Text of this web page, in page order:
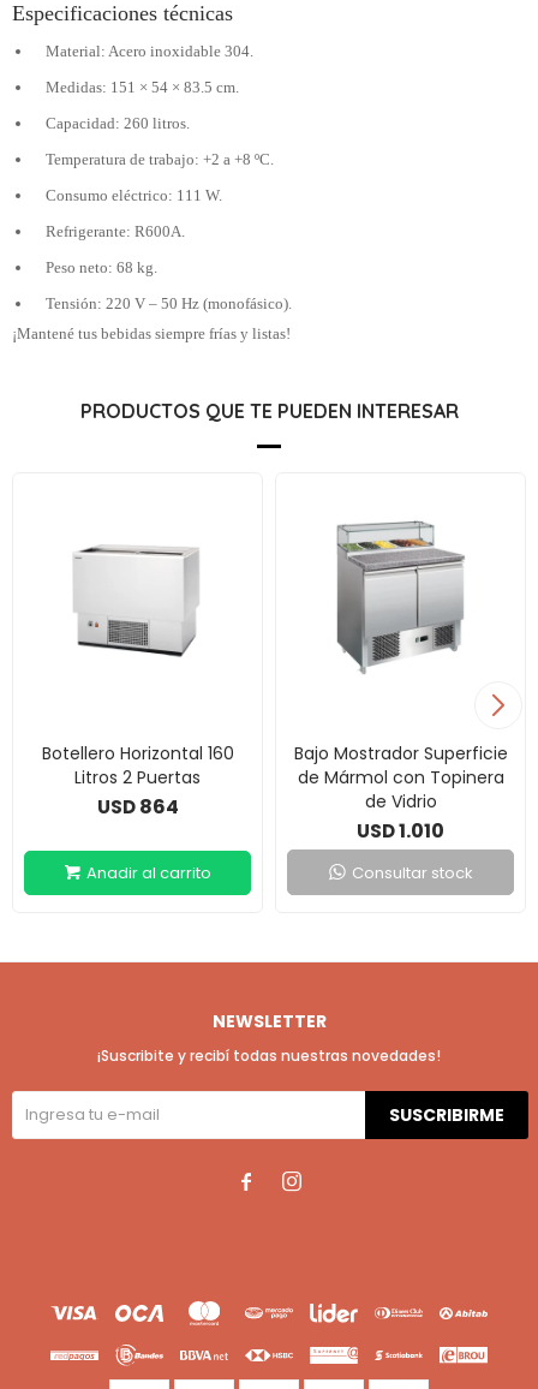
Especificaciones técnicas
Material: Acero inoxidable 304.
Medidas: 151 × 54 × 83.5 cm.
Capacidad: 260 litros.
Temperatura de trabajo: +2 a +8 ºC.
Consumo eléctrico: 111 W.
Refrigerante: R600A.
Peso neto: 68 kg.
Tensión: 220 V – 50 Hz (monofásico).
¡Mantené tus bebidas siempre frías y listas!
PRODUCTOS QUE TE PUEDEN INTERESAR
Botellero Horizontal 160
Litros 2 Puertas
USD 864
Bajo Mostrador Superficie
de Mármol con Topinera
de Vidrio
USD1.010
Consultar stock
NEWSLETTER
¡Suscribite y recibí todas nuestras novedades!
SUSCRIBIRME
 